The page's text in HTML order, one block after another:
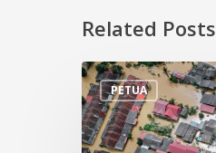
Related Posts
PETUA
Tips
Persiapan
Menghadapi
Banjir